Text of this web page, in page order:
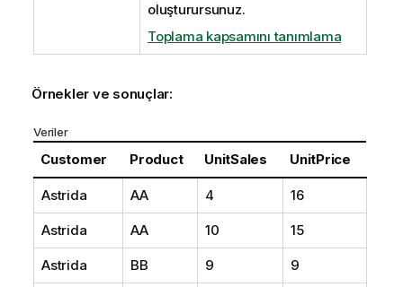
oluşturursunuz.
Toplama kapsamını tanımlama
Örnekler ve sonuçlar:
Veriler
Customer Product UnitSales UnitPrice
Astrida AA 4 16
Astrida AA 10 15
Astrida BB 9 9